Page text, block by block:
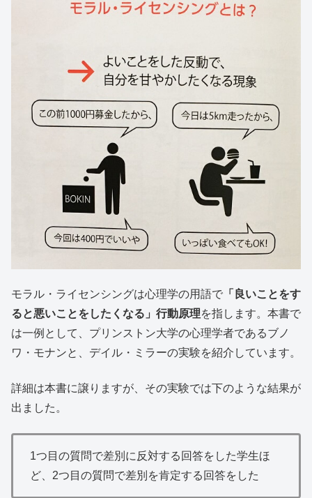
モラル・ライセンシングは心理学の用語で 「良いことをす
ると悪いことをしたくなる」行動原理を指します。本書で
は一例として、プリンストン大学の心理学者であるブノ
ワ・モナンと、デイル・ミラーの実験を紹介しています。
詳細は本書に譲りますが、その実験では下のような結果が
出ました。
1つ目の質問で差別に反対する回答をした学生ほ
ど、2つ目の質問で差別を肯定する回答をした